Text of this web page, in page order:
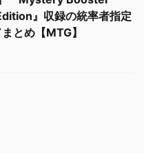
』収録の統率者指定
とめ【MTG】